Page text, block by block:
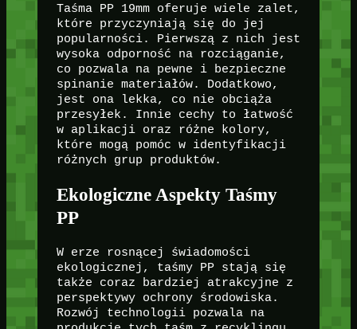
Taśma PP 19mm oferuje wiele zalet,
które przyczyniają się do jej
popularności. Pierwszą z nich jest
wysoka odporność na rozciąganie,
co pozwala na pewne i bezpieczne
spinanie materiałów. Dodatkowo,
jest ona lekka, co nie obciąża
przesyłek. Innie cechy to łatwość
w aplikacji oraz różne kolory,
które mogą pomóc w identyfikacji
różnych grup produktów.
Ekologiczne Aspekty Taśmy
PP
W erze rosnącej świadomości
ekologicznej, taśmy PP stają się
także coraz bardziej atrakcyjne z
perspektywy ochrony środowiska.
Rozwój technologii pozwala na